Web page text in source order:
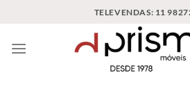
content
TELEVENDAS: 11